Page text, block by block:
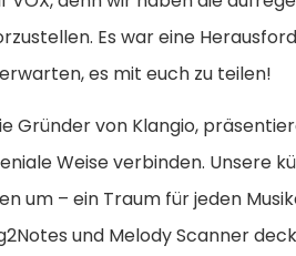
Es war eine
es mit euch zu teilen!
Gründer von Klangio,
Weise verbinden. Unsere
um – ein Traum für jeden
und Melody Scanner